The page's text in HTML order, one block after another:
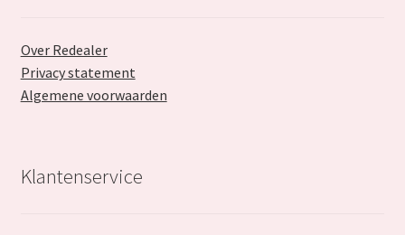
Over Redealer
Privacy statement
Algemene voorwaarden
Klantenservice